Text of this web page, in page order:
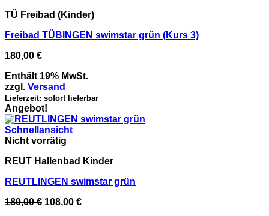
TÜ Freibad (Kinder)
Freibad TÜBINGEN swimstar grün (Kurs 3)
180,00 €
Enthält 19% MwSt.
zzgl. Versand
Lieferzeit: sofort lieferbar
Angebot!
Schnellansicht
Nicht vorrätig
REUT Hallenbad Kinder
REUTLINGEN swimstar grün
180,00€ Ursprünglicher
108,00 €Aktueller